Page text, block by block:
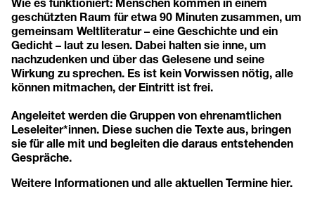
geschützten Raum für etwa 90 Minuten zusammen, um
gemeinsam Weltliteratur – eine Geschichte und ein
Gedicht – laut zu lesen. Dabei halten sie inne, um
nachzudenken und über das Gelesene und seine
Wirkung zu sprechen. Es ist kein Vorwissen nötig, alle
können mitmachen, der Eintritt ist frei.
Angeleitet werden die Gruppen von ehrenamtlichen
Leseleiter*innen. Diese suchen die Texte aus, bringen
sie für alle mit und begleiten die daraus entstehenden
Gespräche.
Weitere Informationen und alle aktuellen Termine hier.